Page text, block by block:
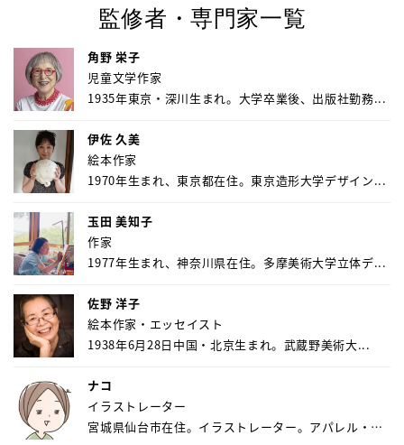
監修者・専門家一覧
角野 栄子
児童文学作家
1935年東京・深川生まれ。大学卒業後、出版社勤務...
伊佐 久美
絵本作家
1970年生まれ、東京都在住。東京造形大学デザイン...
玉田 美知子
作家
1977年生まれ、神奈川県在住。多摩美術大学立体デ...
佐野 洋子
絵本作家・エッセイスト
1938年6月28日中国・北京生まれ。武蔵野美術大...
ナコ
イラストレーター
宮城県仙台市在住。イラストレーター。アパレル・キ